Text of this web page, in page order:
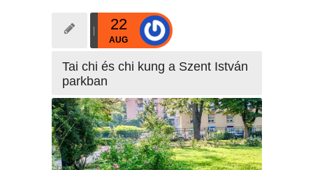
22
AUG
Tai chi és chi kung a Szent István
parkban